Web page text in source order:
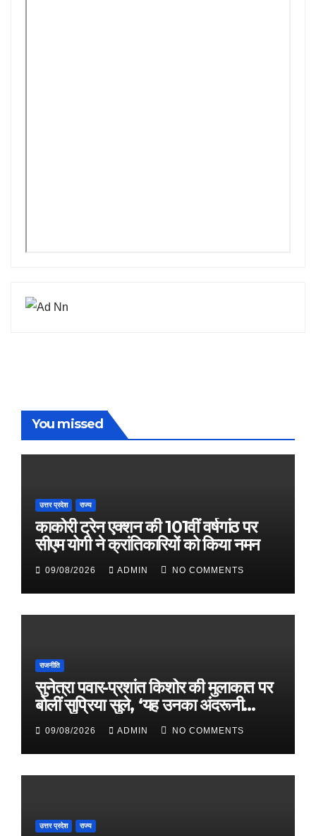
You missed
उत्तर प्रदेश राज्य
काकोरी ट्रेन एक्शन की 101वीं वर्षगांठ पर
सीएम योगी ने क्रांतिकारियों को किया नमन
09/08/2026 ADMIN NO COMMENTS
राजनीति
सुनेत्रा पवार-प्रशांत किशोर की मुलाकात पर
बोलीं सुप्रिया सुले, ‘यह उनका अंदरूनी
मामला’
09/08/2026 ADMIN NO COMMENTS
उत्तर प्रदेश राज्य